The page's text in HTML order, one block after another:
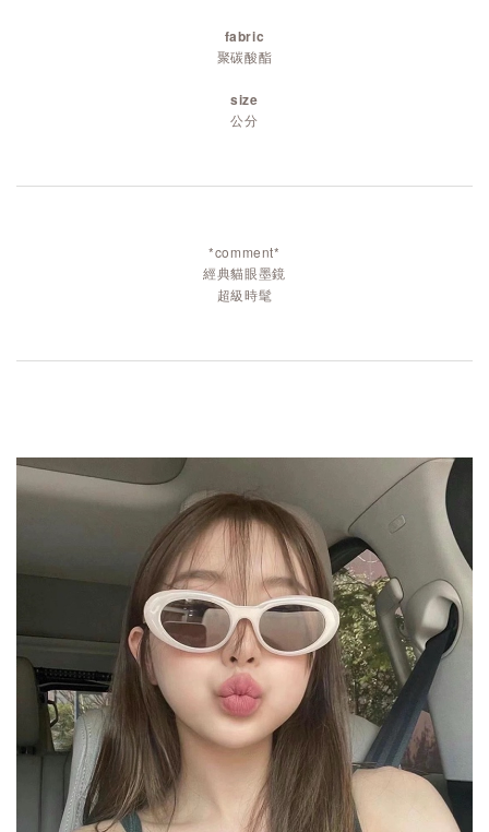
fabric
聚碳酸酯
size
公分
*comment*
經典貓眼墨鏡
超級時髦